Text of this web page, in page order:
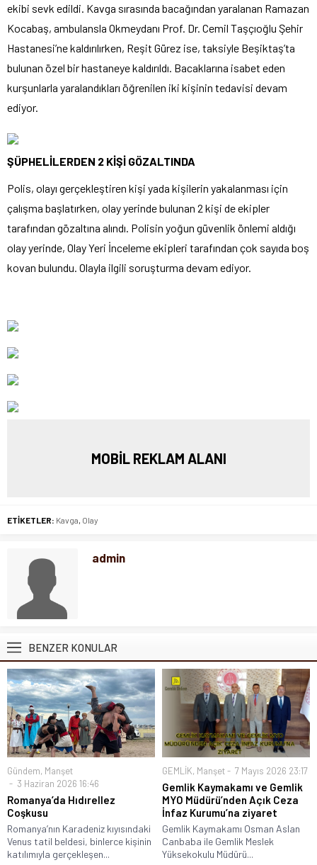
ekibi sevk edildi. Kavga sırasında bacağından yaralanan Ramazan
Kocabaş, ambulansla Okmeydanı Prof. Dr. Cemil Taşçıoğlu Şehir
Hastanesi’ne kaldırılırken, Reşit Gürez ise, taksiyle Beşiktaş’ta
bulunan özel bir hastaneye kaldırıldı. Bacaklarına isabet eden
kurşunlarla yaralandıkları öğrenilen iki kişinin tedavisi devam
ediyor.
ŞÜPHELİLERDEN 2 KİŞİ GÖZALTINDA
Polis, olayı gerçekleştiren kişi yada kişilerin yakalanması için
çalışma başlatırken, olay yerinde bulunan 2 kişi de ekipler
tarafından gözaltına alındı. Polisin yoğun güvenlik önlemi aldığı
olay yerinde, Olay Yeri İnceleme ekipleri tarafından çok sayıda boş
kovan bulundu. Olayla ilgili soruşturma devam ediyor.
MOBİL REKLAM ALANI
ETİKETLER: Kavga Olay
admin
BENZER KONULAR
Gündem, Manşet
3 Haziran 2026 16:46
Romanya’da Hıdırellez
Coşkusu
Romanya’nın Karadeniz kıyısındaki
Venus tatil beldesi, binlerce kişinin
katılımıyla gerçekleşen...
GEMLİK, Manşet 7 Mayıs 2026 23:17
Gemlik Kaymakamı ve Gemlik
MYO Müdürü’nden Açık Ceza
İnfaz Kurumu’na ziyaret
Gemlik Kaymakamı Osman Aslan
Canbaba ile Gemlik Meslek
Yüksekokulu Müdürü...